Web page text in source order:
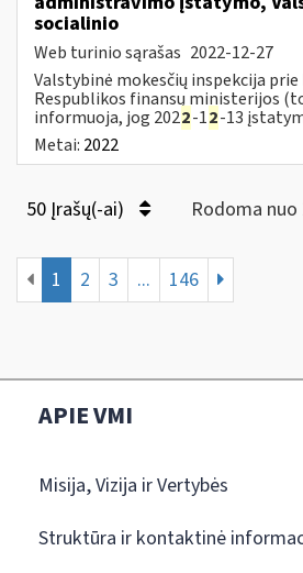
socialinio
Web turinio sąrašas 2022-12-27
Valstybinė mokesčių inspekcija prie
Respublikos finansų ministerijos
informuoja, jog 2022-12-13
Metai: 2022
50 Įrašų(-ai) Rodoma nuo
1 2 3 ... 146
APIE VMI
Misija, Vizija ir Vertybės
Struktūra ir kontaktinė